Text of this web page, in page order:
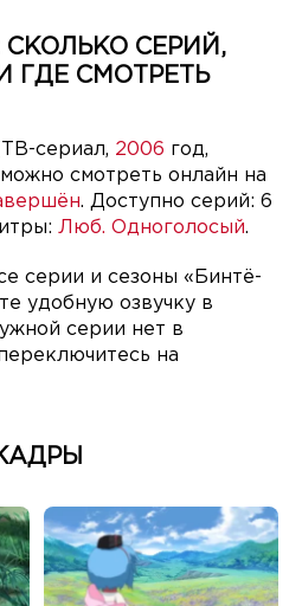
СКОЛЬКО СЕРИЙ,
ГДЕ СМОТРЕТЬ
сериал, 2006 год,
смотреть онлайн на
. Доступно серий: 6
Люб. Одноголосый.
серии и сезоны «Бинтё-
удобную озвучку в
серии нет в
на